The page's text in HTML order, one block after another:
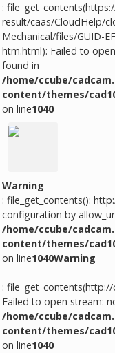
:
result/caas/CloudHelp/
Mechanical/files/GUID-
htm.html): Failed to
found in
/home/ccube/
content/themes/
on line1040
Warning
: file_get_contents():
configuration by
/home/ccube/
content/themes/
on line1040Warning
:
Failed to open stream:
/home/ccube/
content/themes/
on line1040